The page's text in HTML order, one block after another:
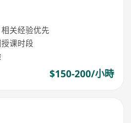
关经验优先
课时段
$150-200/小時